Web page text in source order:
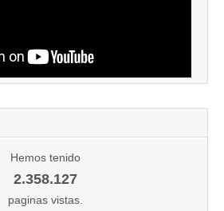
Hemos tenido
2.358.127
paginas vistas.